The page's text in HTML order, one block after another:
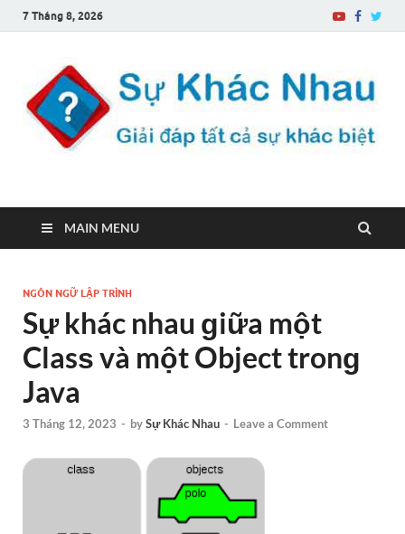
7 Tháng 8, 2026
Sự Khác Nhau
MAIN MENU
NGÔN NGỮ LẬP TRÌNH
Sự khác nhau ɡiữa một
Clasѕ và một Object tronɡ
Java
3 Tháng 12, 2023 - bySự Khác Nhau - Leave a Comment